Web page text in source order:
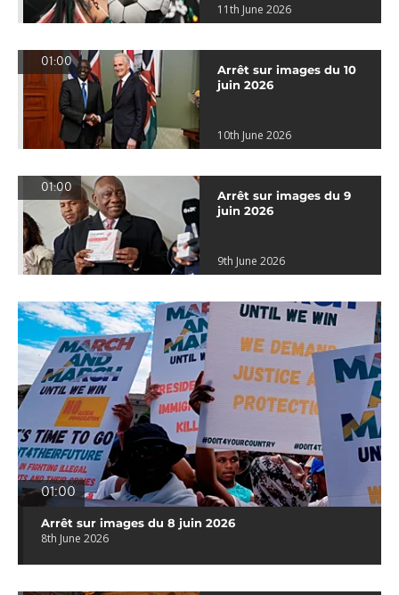
11th June 2026
01:00
Arrêt sur images du 10
juin 2026
10th June 2026
01:00
Arrêt sur images du 9
juin 2026
9th June 2026
01:00
Arrêt sur images du 8 juin 2026
8th June 2026